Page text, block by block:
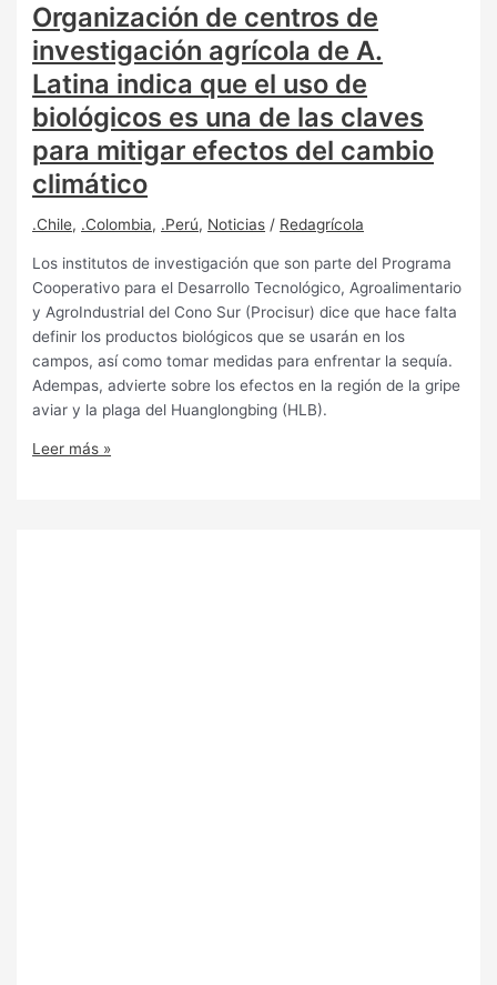
Organización de centros de
investigación agrícola de A.
Latina indica que el uso de
biológicos es una de las claves
para mitigar efectos del cambio
climático
.Chile, .Colombia, .Perú, Noticias / Redagrícola
Los institutos de investigación que son parte del Programa
Cooperativo para el Desarrollo Tecnológico, Agroalimentario
y AgroIndustrial del Cono Sur (Procisur) dice que hace falta
definir los productos biológicos que se usarán en los
campos, así como tomar medidas para enfrentar la sequía.
Adempas, advierte sobre los efectos en la región de la gripe
aviar y la plaga del Huanglongbing (HLB).
Leer más »